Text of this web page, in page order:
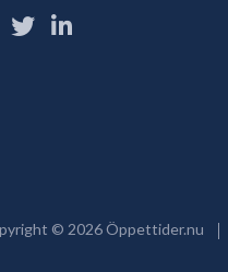
© 2026Öppettider.nu